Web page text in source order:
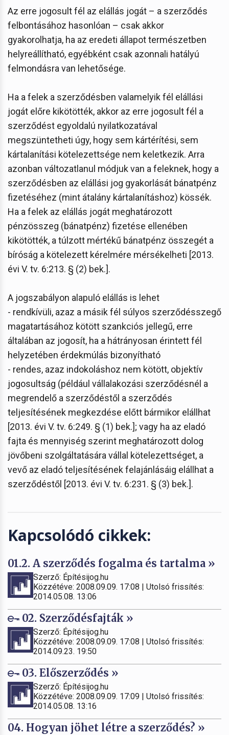
Az erre jogosult fél az elállás jogát – a szerződés
felbontásához hasonlóan – csak akkor
gyakorolhatja, ha az eredeti állapot természetben
helyreállítható, egyébként csak azonnali hatályú
felmondásra van lehetősége.
Ha a felek a szerződésben valamelyik fél elállási
jogát előre kikötötték, akkor az erre jogosult fél a
szerződést egyoldalú nyilatkozatával
megszüntetheti úgy, hogy sem kártérítési, sem
kártalanítási kötelezettsége nem keletkezik. Arra
azonban változatlanul módjuk van a feleknek, hogy a
szerződésben az elállási jog gyakorlását bánatpénz
fizetéséhez (mint átalány kártalanításhoz) kössék.
Ha a felek az elállás jogát meghatározott
pénzösszeg (bánatpénz) fizetése ellenében
kikötötték, a túlzott mértékű bánatpénz összegét a
bíróság a kötelezett kérelmére mérsékelheti [2013.
évi V. tv. 6:213. § (2) bek.].
A jogszabályon alapuló elállás is lehet
- rendkívüli, azaz a másik fél súlyos szerződésszegő
magatartásához kötött szankciós jellegű, erre
általában az jogosít, ha a hátrányosan érintett fél
helyzetében érdekmúlás bizonyítható
- rendes, azaz indokoláshoz nem kötött, objektív
jogosultság (például vállalakozási szerződésnél a
megrendelő a szerződéstől a szerződés
teljesítésének megkezdése előtt bármikor elállhat
[2013. évi V. tv. 6:249. § (1) bek.]; vagy ha az eladó
fajta és mennyiség szerint meghatározott dolog
jövőbeni szolgáltatására vállal kötelezettséget, a
vevő az eladó teljesítésének felajánlásáig elállhat a
szerződéstől [2013. évi V. tv. 6:231. § (3) bek.].
Kapcsolódó cikkek:
01.2. A szerződés fogalma és tartalma »
Szerző: Építésijog.hu
Közzétéve: 2008.09.09. 17:08 | Utolsó frissítés:
2014.05.08. 13:06
02. Szerződésfajták »
Szerző: Építésijog.hu
Közzétéve: 2008.09.09. 17:08 | Utolsó frissítés:
2014.09.23. 19:50
03. Előszerződés »
Szerző: Építésijog.hu
Közzétéve: 2008.09.09. 17:09 | Utolsó frissítés:
2014.05.08. 13:16
04. Hogyan jöhet létre a szerződés? »